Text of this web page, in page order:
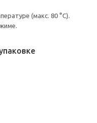
(макс. 80 °C).